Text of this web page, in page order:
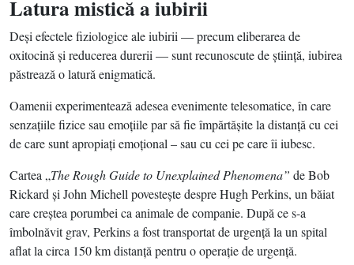
Latura mistică a iubirii
Deşi efectele fiziologice ale iubirii — precum eliberarea de
oxitocină şi reducerea durerii — sunt recunoscute de ştiinţă, iubirea
păstrează o latură enigmatică.
Oamenii experimentează adesea evenimente telesomatice, în care
senzaţiile fizice sau emoţiile par să fie împărtăşite la distanţă cu cei
de care sunt apropiaţi emoţional – sau cu cei pe care îi iubesc.
Cartea „The Rough Guide to Unexplained Phenomena” de Bob
Rickard şi John Michell povesteşte despre Hugh Perkins, un băiat
care creştea porumbei ca animale de companie. După ce s-a
îmbolnăvit grav, Perkins a fost transportat de urgenţă la un spital
aflat la circa 150 km distanţă pentru o operaţie de urgenţă.